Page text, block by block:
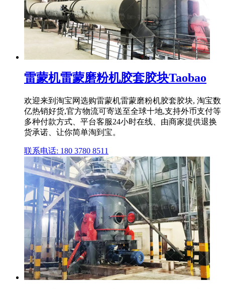
雷蒙机雷蒙磨粉机胶套胶块Taobao
欢迎来到淘宝网选购雷蒙机雷蒙磨粉机胶套胶块, 淘宝数
亿热销好货,官方物流可寄送至全球十地,支持外币支付等
多种付款方式、平台客服24小时在线、由商家提供退换
货承诺、让你简单淘到宝。
联系电话: 180 3780 8511